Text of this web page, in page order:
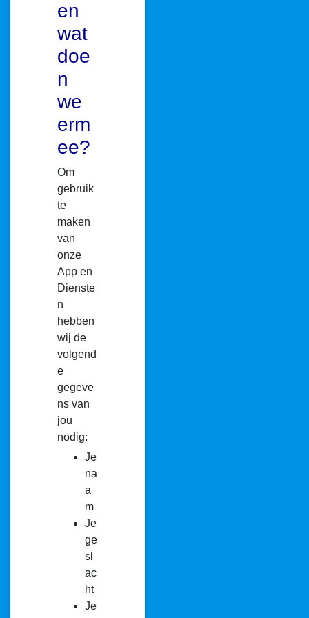
en
wat
doe
n
we
erm
ee?
Om
gebruik
te
maken
van
onze
App en
Dienste
n
hebben
wij de
volgend
e
gegeve
ns van
jou
nodig:
Je
na
a
m
Je
ge
sl
ac
ht
Je